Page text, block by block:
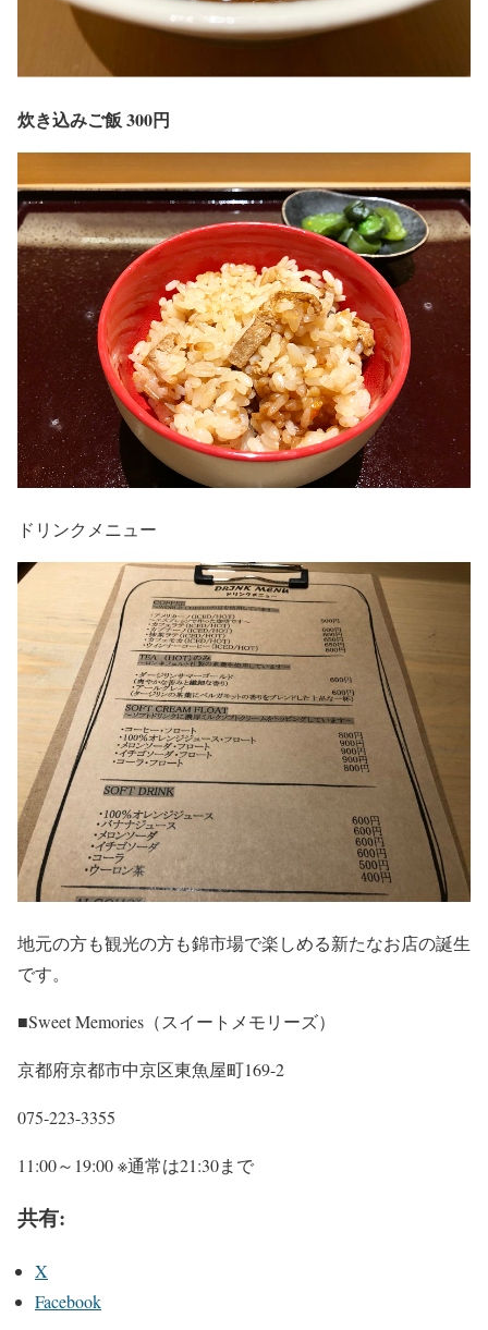
炊き込みご飯 300円
ドリンクメニュー
地元の方も観光の方も錦市場で楽しめる新たなお店の誕生
です。
■Sweet Memories（スイートメモリーズ）
京都府京都市中京区東魚屋町169-2
075-223-3355
11:00～19:00 ※通常は21:30まで
共有:
X
Facebook